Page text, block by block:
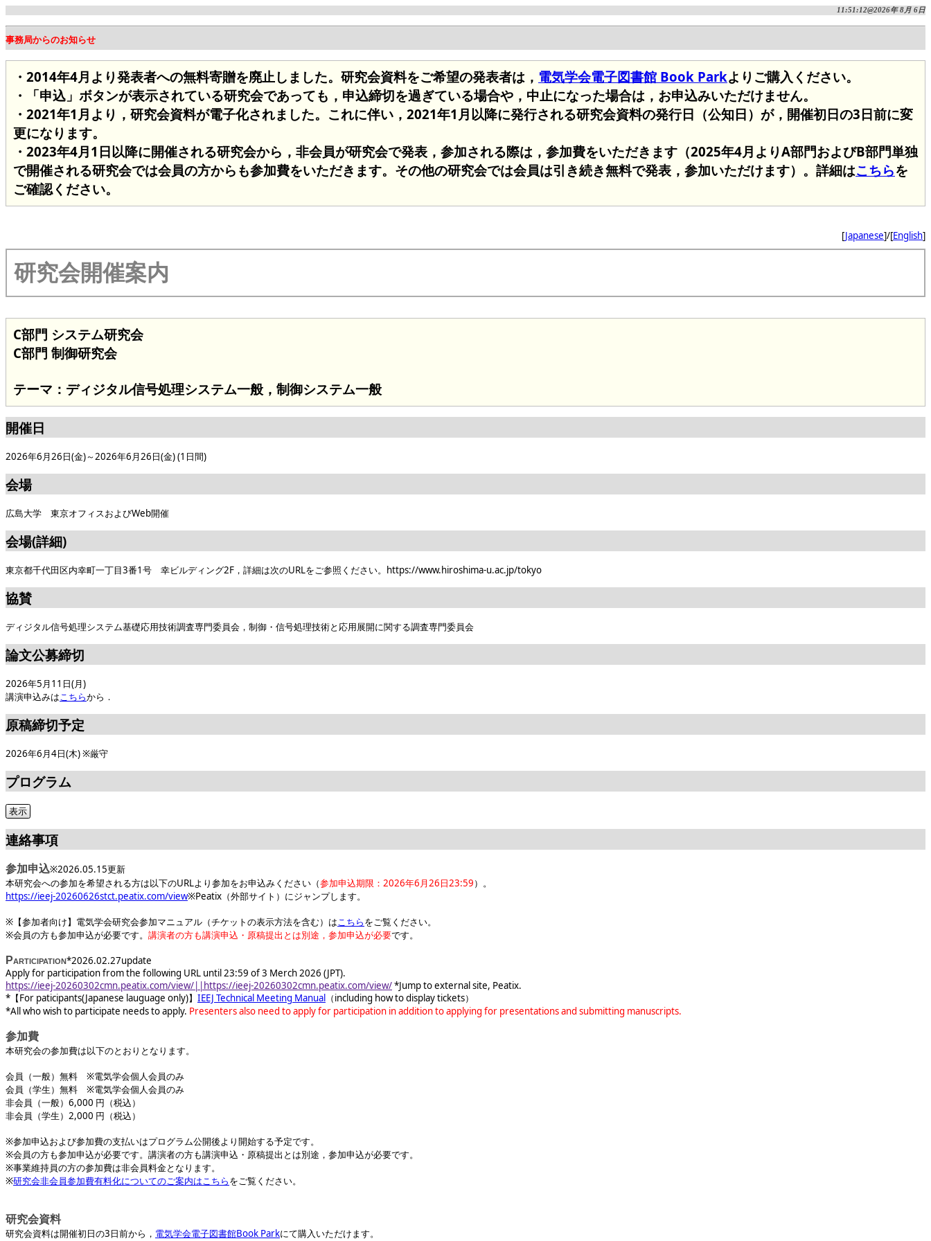
11:51:12@2026年 8月 6日
事務局からのお知らせ
・2014年4月より発表者への無料寄贈を廃止しました。研究会資料をご希望の発表者は， 電気学会電子図書館 Book Parkよりご購入ください。
・「申込」ボタンが表示されている研究会であっても，申込締切を過ぎている場合や，中止になった場合は，お申込みいただけません。
・2021年1月より，研究会資料が電子化されました。これに伴い，2021年1月以降に発行される研究会資料の発行日（公知日）が，開催初日の3日前に変
更になります。
・2023年4月1日以降に開催される研究会から，非会員が研究会で発表，参加される際は，参加費をいただきます（2025年4月よりA部門およびB部門単独
で開催される研究会では会員の方からも参加費をいただきます。その他の研究会では会員は引き続き無料で発表，参加いただけます）。詳細はこちらを
ご確認ください。
[Japanese]/[English]
研究会開催案内
C部門 システム研究会
C部門 制御研究会
テーマ：ディジタル信号処理システム一般，制御システム一般
開催日
2026年6月26日(金)～2026年6月26日(金) (1日間)
会場
広島大学 東京オフィスおよびWeb開催
会場(詳細)
東京都千代田区内幸町一丁目3番1号 幸ビルディング2F，詳細は次のURLをご参照ください。https://www.hiroshima-u.ac.jp/tokyo
協賛
ディジタル信号処理システム基礎応用技術調査専門委員会，制御・信号処理技術と応用展開に関する調査専門委員会
論文公募締切
2026年5月11日(月)
講演申込みはこちらから．
原稿締切予定
2026年6月4日(木) ※厳守
プログラム
連絡事項
参加申込※2026.05.15更新
本研究会への参加を希望される方は以下のURLより参加をお申込みください（参加申込期限：2026年6月26日23:59）。
https://ieej-20260626stct.peatix.com/view※Peatix（外部サイト）にジャンプします。
※【参加者向け】電気学会研究会参加マニュアル（チケットの表示方法を含む）はこちらをご覧ください。
※会員の方も参加申込が必要です。 講演者の方も講演申込・原稿提出とは別途，参加申込が必要です。
Participation*2026.02.27update
Apply for participation from the following URL until 23:59 of 3 Merch 2026 (JPT).
https://ieej-20260302cmn.peatix.com/view/||https://ieej-20260302cmn.peatix.com/view/*Jump to external site, Peatix.
*【For paticipants(Japanese lauguage only)】 IEEJ Technical Meeting Manual （including how to display tickets）
*All who wish to participate needs to apply. Presenters also need to apply for participation in addition to applying for presentations and submitting manuscripts.
参加費
本研究会の参加費は以下のとおりとなります。
会員（一般）無料 ※電気学会個人会員のみ
会員（学生）無料 ※電気学会個人会員のみ
非会員（一般）6,000 円（税込）
非会員（学生）2,000 円（税込）
※参加申込および参加費の支払いはプログラム公開後より開始する予定です。
※会員の方も参加申込が必要です。講演者の方も講演申込・原稿提出とは別途，参加申込が必要です。
※事業維持員の方の参加費は非会員料金となります。
※研究会非会員参加費有料化についてのご案内はこちらをご覧ください。
研究会資料
研究会資料は開催初日の3日前から， 電気学会電子図書館Book Parkにて購入いただけます。